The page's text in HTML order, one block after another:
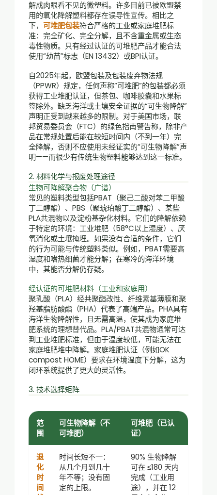
解成肉眼看不见的微塑料。许多目前已被欧盟禁
用的氧化降解塑料都存在误导性宣传。相比之
下，可堆肥包装符合严格的工业或家庭堆肥标
准：完全矿化、完全分解，且不含重金属或生态
毒性物质。只有经过认证的可堆肥产品才能合法
使用“幼苗”标志（EN 13432）或BPI认证。
自2025年起，欧盟包装及包装废弃物法规
（PPWR）规定，任何声称“可堆肥”的包装都必须
获得工业堆肥认证，但茶包、咖啡胶囊和水果标
签除外。缺乏海洋或土壤安全证据的“可生物降解”
声明正受到越来越多的限制。对于美国市场，联
邦贸易委员会（FTC）的绿色指南警告称，除非产
品在常规处置后能在较短时间内（不到一年）完
全降解，否则不应使用未经证实的“可生物降解”声
明——而很少有传统生物塑料能够达到这一标准。
2. 材料化学与报废处理途径
生物可降解聚合物（广谱）
常见的塑料类型包括PBAT（聚己二酸对苯二甲酸
丁二醇酯）、PBS（聚琥珀酸丁二醇酯）、某些
PLA共混物以及淀粉基杂化材料。它们的降解依赖
于特定的环境：工业堆肥（58°C以上湿度）、厌
氧消化或土壤掩埋。如果没有合适的条件，它们
的行为可能与传统塑料类似。例如，PBAT需要高
湿度和嗜热细菌才能分解；在寒冷的海洋环境
中，其能否分解仍存疑。
经认证的可堆肥材料 （工业和家庭用）
聚乳酸（PLA）经共聚酯改性、纤维素基薄膜和聚
羟基脂肪酸酯（PHA）代表了高端产品。PHA具有
海洋生物降解性，且无需高温，使其成为家庭堆
肥系统的理想替代品。PLA/PBAT共混物通常可达
到工业堆肥标准，但由于温度较低，可能无法在
家庭堆肥堆中降解。家庭堆肥认证（例如OK
compost HOME）要求在环境温度下分解，这为
闭环系统提供了更大的灵活性。
3. 技术选择矩阵
范
围
可生物降解（不
可堆肥）
可堆肥（已认
证）
退
化
时
间
时间长短不一：
从几个月到几十
年不等；没有固
定的上限。
90% 生物降解
可在 ≤180 天内
完成（工业用
途），并在 12